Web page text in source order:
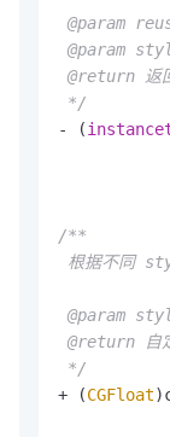
@param
@param
@return
*/
- (
/**
根据不同
@param
@return 自
*/
+ (CGFloat